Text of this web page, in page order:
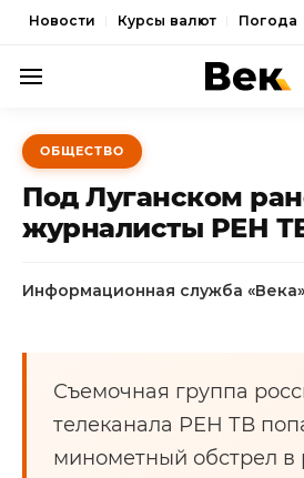
Новости Курсы валют Погода
ПОЛИТИКА
ЭКОНОМИКА
ОБЩЕСТВО
КУЛЬТУРА
НОВОСТИ
ОБЩЕСТВО
Под Луганском
журналисты РЕН
Информационная служба «Века»
Съемочная группа
телеканала РЕН ТВ
минометный обстрел в